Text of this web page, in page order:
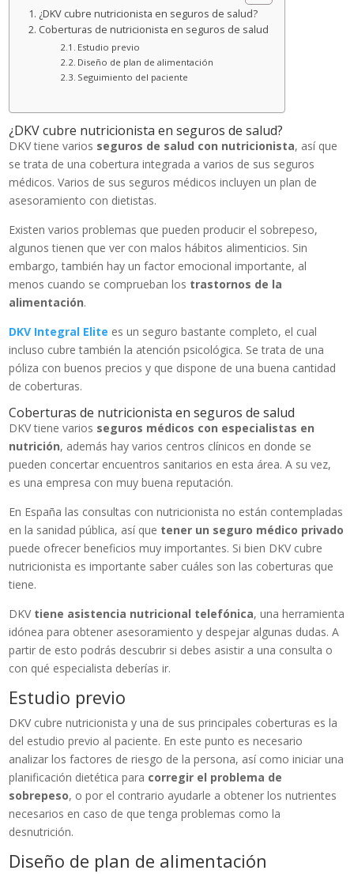
¿DKV cubre nutricionista en seguros de salud?
Coberturas de nutricionista en seguros de salud
Estudio previo
Diseño de plan de alimentación
Seguimiento del paciente
¿DKV cubre nutricionista en seguros de salud?
DKV tiene varios seguros de salud con nutricionista, así que
se trata de una cobertura integrada a varios de sus seguros
médicos. Varios de sus seguros médicos incluyen un plan de
asesoramiento con dietistas.
Existen varios problemas que pueden producir el sobrepeso,
algunos tienen que ver con malos hábitos alimenticios. Sin
embargo, también hay un factor emocional importante, al
menos cuando se comprueban los trastornos de la
alimentación.
DKV Integral Elite es un seguro bastante completo, el cual
incluso cubre también la atención psicológica. Se trata de una
póliza con buenos precios y que dispone de una buena cantidad
de coberturas.
Coberturas de nutricionista en seguros de salud
DKV tiene varios seguros médicos con especialistas en
nutrición, además hay varios centros clínicos en donde se
pueden concertar encuentros sanitarios en esta área. A su vez,
es una empresa con muy buena reputación.
En España las consultas con nutricionista no están contempladas
en la sanidad pública, así que tener un seguro médico privado
puede ofrecer beneficios muy importantes. Si bien DKV cubre
nutricionista es importante saber cuáles son las coberturas que
tiene.
DKV tiene asistencia nutricional telefónica, una herramienta
idónea para obtener asesoramiento y despejar algunas dudas. A
partir de esto podrás descubrir si debes asistir a una consulta o
con qué especialista deberías ir.
Estudio previo
DKV cubre nutricionista y una de sus principales coberturas es la
del estudio previo al paciente. En este punto es necesario
analizar los factores de riesgo de la persona, así como iniciar una
planificación dietética para corregir el problema de
sobrepeso, o por el contrario ayudarle a obtener los nutrientes
necesarios en caso de que tenga problemas como la
desnutrición.
Diseño de plan de alimentación